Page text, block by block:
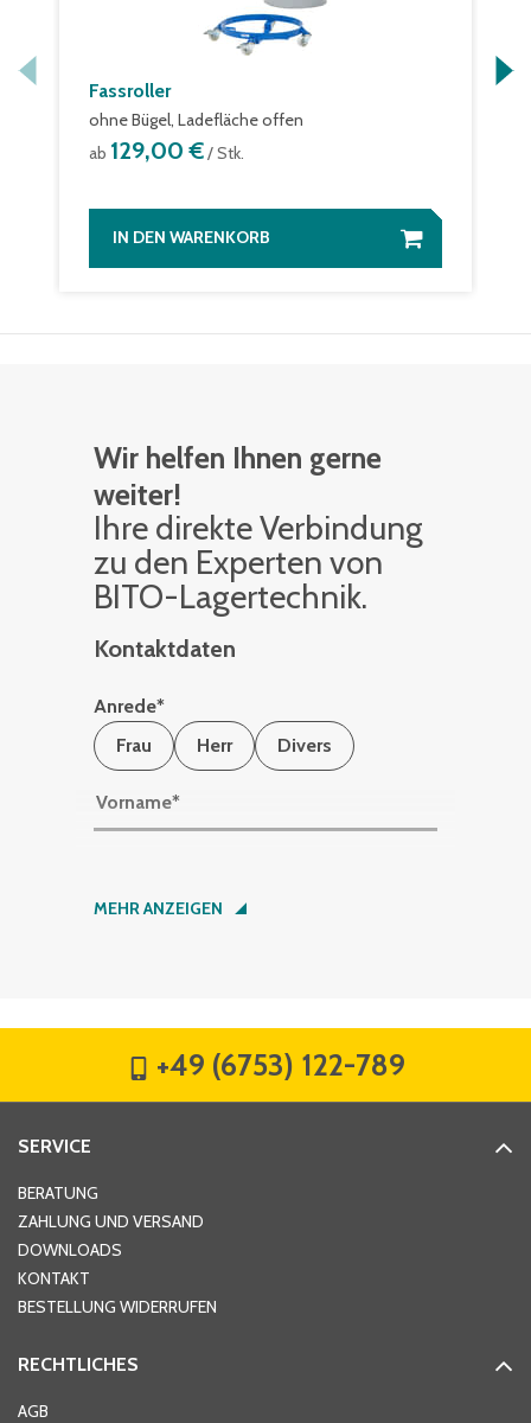
Fassroller
ohne Bügel, Ladefläche offen
ab 129,00 €/ Stk.
IN DEN WARENKORB
Wir helfen Ihnen gerne
weiter!
Ihre di­rek­te Ver­bin­dung
zu den Ex­per­ten von
BITO-La­ger­tech­nik.
Kontaktdaten
Anrede*
Frau
Herr Divers
Vorname*
Nachname*
Hausnummer
Ort*
MEHR ANZEIGEN
+49 (6753) 122-789
SERVICE
BERATUNG
ZAHLUNG UND VERSAND
DOWNLOADS
KONTAKT
BESTELLUNG WIDERRUFEN
RECHTLICHES
AGB